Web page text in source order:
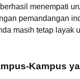
menempati
pemandangan
masih tetap layak
Kampus